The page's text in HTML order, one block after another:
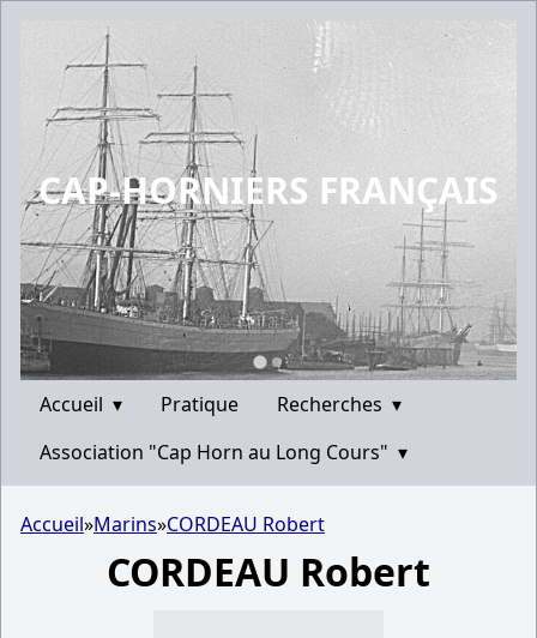
CAP-HORNIERS FRANÇAIS
Accueil ▾ Pratique Recherches ▾
Association "Cap Horn au Long Cours" ▾
Accueil»Marins»CORDEAU Robert
CORDEAU Robert